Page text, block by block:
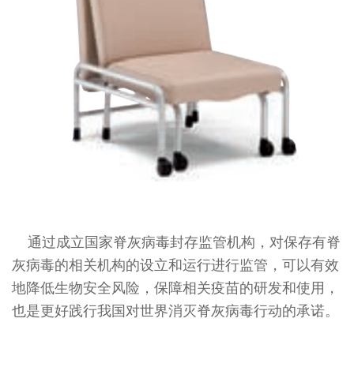
通过成立国家脊灰病毒封存监管机构，对保存有脊
灰病毒的相关机构的设立和运行进行监管，可以有效
地降低生物安全风险，保障相关疫苗的研发和使用，
也是更好践行我国对世界消灭脊灰病毒行动的承诺。